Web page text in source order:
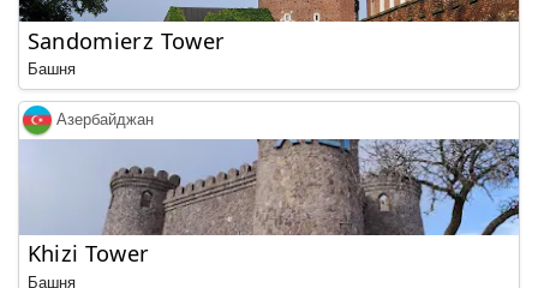
Sandomierz Tower
Башня
Азербайджан
Khizi Tower
Башня